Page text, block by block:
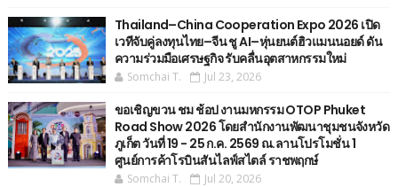
Thailand–China Cooperation Expo 2026 เปิด
เวทีจับคู่ลงทุนไทย–จีน ชู AI–หุ่นยนต์ฮิวแมนนอยด์ ดัน
ความร่วมมือเศรษฐกิจ รับคลื่นอุตสาหกรรมใหม่
Somchai T. Jul 23, 2026
ขอเชิญขวน ชม ช้อป งานมหกรรม OTOP Phuket
Road Show 2026 โดยสำนักงานพัฒนาชุมชนจังหวัด
ภูเก็ต วันที่ 19 - 25 ก.ค. 2569 ณ.ลานโปรโมชั่น 1
ศูนย์การค้าโรบินสันไลฟ์สไตล์ ราชพฤกษ์
Somchai T. Jul 20, 2026